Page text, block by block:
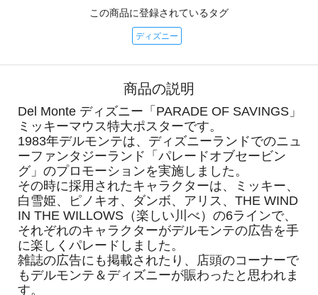
この商品に登録されているタグ
ディズニー
商品の説明
Del Monte ディズニー「PARADE OF SAVINGS」
ミッキーマウス特大ポスターです。
1983年デルモンテは、ディズニーランドでのニュ
ーファンタジーランド「パレードオブセービン
グ」のプロモーションを実施しました。
その時に採用されたキャラクターは、ミッキー、
白雪姫、ピノキオ、ダンボ、アリス、THE WIND
IN THE WILLOWS（楽しい川べ）の6ラインで、
それぞれのキャラクターがデルモンテの広告を手
に楽しくパレードしました。
雑誌の広告にも掲載されたり、店頭のコーナーで
もデルモンテ＆ディズニーが賑わったと思われま
す。